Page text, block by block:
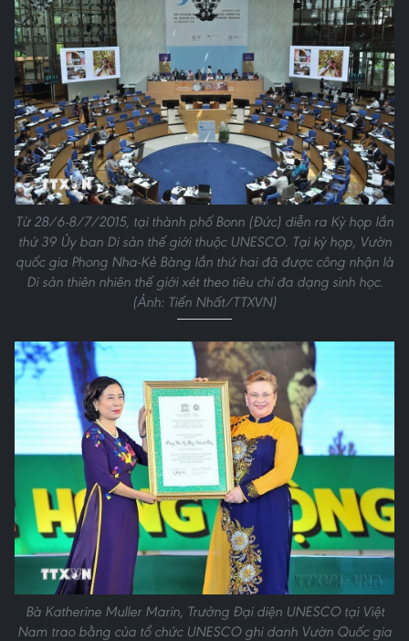
Từ 28/6-8/7/2015, tại thành phố Bonn (Đức) diễn ra Kỳ họp lần
thứ 39 Ủy ban Di sản thế giới thuộc UNESCO. Tại kỳ họp, Vườn
quốc gia Phong Nha-Kẻ Bàng lần thứ hai đã được công nhận là
Di sản thiên nhiên thế giới xét theo tiêu chí đa dạng sinh học.
(Ảnh: Tiến Nhất/TTXVN)
Bà Katherine Muller Marin, Trưởng Đại diện UNESCO tại Việt
Nam trao bằng của tổ chức UNESCO ghi danh Vườn Quốc gia